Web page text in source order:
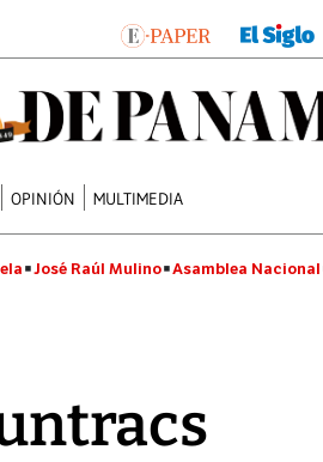
OPINIÓN MULTIMEDIA
José Raúl Mulino Asamblea Nacional